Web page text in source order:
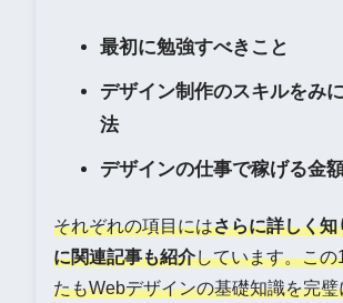
最初に勉強すべきこと
デザイン制作のスキルをみ
法
デザインの仕事で稼げる金
それぞれの項目にはさらに詳しく知
に関連記事も紹介しています。この
たもWebデザインの基礎知識を完